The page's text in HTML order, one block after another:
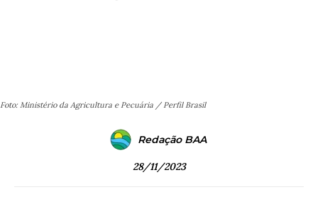
Foto: Ministério da Agricultura e Pecuária / Perfil Brasil
Redação BAA
28/11/2023